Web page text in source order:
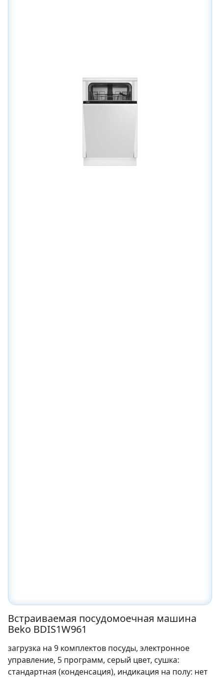
Встраиваемая посудомоечная машина
Beko BDIS1W961
загрузка на 9 комплектов посуды, электронное
управление, 5 программ, серый цвет, сушка:
стандартная (конденсация), индикация на полу: нет